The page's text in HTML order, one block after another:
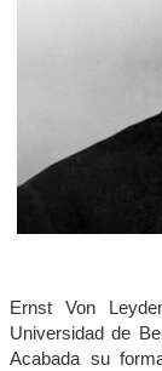
Ernst Von
Universidad de
Acabada su